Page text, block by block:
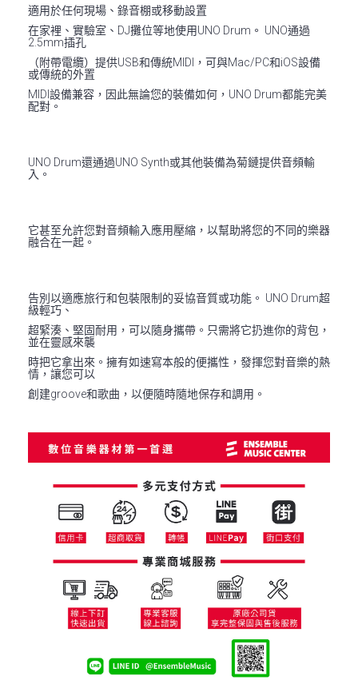
適用於任何現場、錄音棚或移動設置
在家裡、實驗室、DJ攤位等地使用UNO Drum。 UNO通過
2.5mm插孔
（附帶電纜）提供USB和傳統MIDI，可與Mac/PC和iOS設備
或傳統的外置
MIDI設備兼容，因此無論您的裝備如何，UNO Drum都能完美
配對。
UNO Drum還通過UNO Synth或其他裝備為菊鏈提供音頻輸
入。
它甚至允許您對音頻輸入應用壓縮，以幫助將您的不同的樂器
融合在一起。
告別以適應旅行和包裝限制的妥協音質或功能。 UNO Drum超
級輕巧、
超緊湊、堅固耐用，可以隨身攜帶。只需將它扔進你的背包，
並在靈感來襲
時把它拿出來。擁有如速寫本般的便攜性，發揮您對音樂的熱
情，讓您可以
創建groove和歌曲，以便隨時隨地保存和調用。